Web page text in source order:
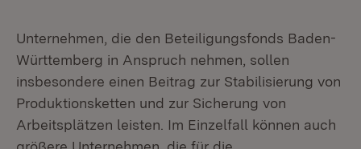
Unternehmen, die den Beteiligungsfonds Baden-
Württemberg in Anspruch nehmen, sollen
insbesondere einen Beitrag zur Stabilisierung von
Produktionsketten und zur Sicherung von
Arbeitsplätzen leisten. Im Einzelfall können auch